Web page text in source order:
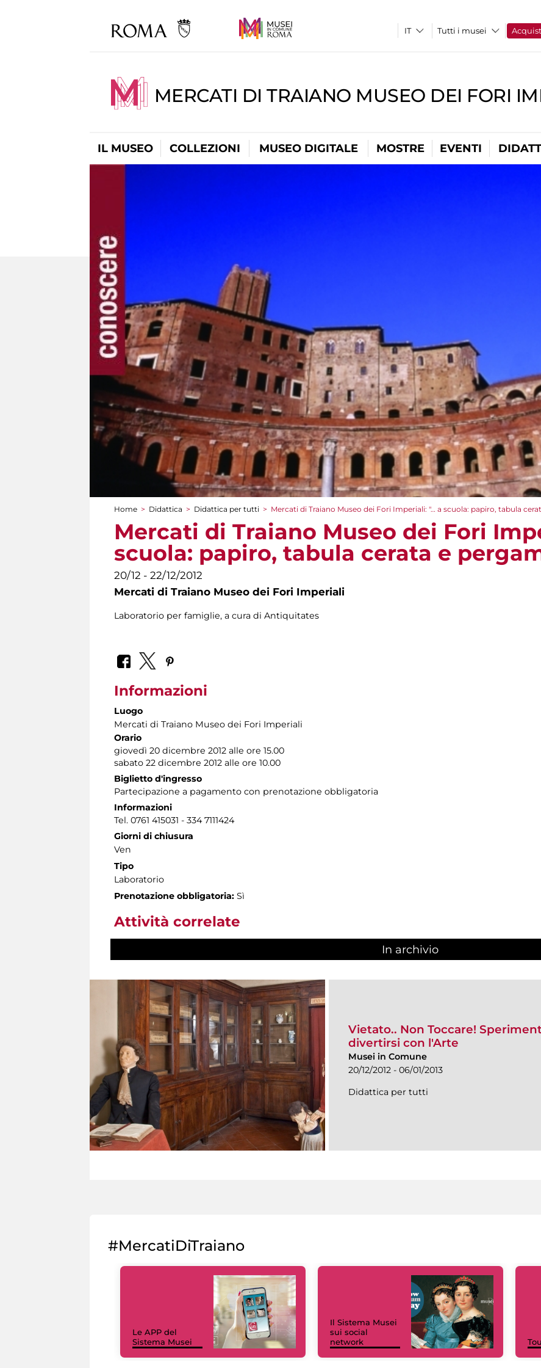
Tutti i musei
MERCATI DI TRAIANO MUSEO DEI FORI
IL MUSEO COLLEZIONI MUSEO DIGITALE MOSTRE EVENTI
Tu sei qui
Home > Didattica > Didattica per tutti > Mercati di Traiano Museo dei Fori Imperiali: "… a scuola: papiro, tabula
Mercati di Traiano Museo dei Fori
scuola: papiro, tabula cerata e
20/12 - 22/12/2012
Mercati di Traiano Museo dei Fori Imperiali
Laboratorio per famiglie, a cura di Antiquitates
Informazioni
Luogo
Mercati di Traiano Museo dei Fori Imperiali
Orario
giovedì 20 dicembre 2012 alle ore 15.00
sabato 22 dicembre 2012 alle ore 10.00
Biglietto d'ingresso
Partecipazione a pagamento con prenotazione obbligatoria
Informazioni
Tel. 0761 415031 - 334 7111424
Giorni di chiusura
Ven
Tipo
Laboratorio
Prenotazione obbligatoria: Sì
Attività correlate
In archivio
Vietato.. Non Toccare!
divertirsi con l'Arte
Musei in Comune
20/12/2012 - 06/01/2013
Didattica per tutti
#MercatiDiTraiano
Le APP del
Sistema Musei
Il Sistema Musei
sui social
network